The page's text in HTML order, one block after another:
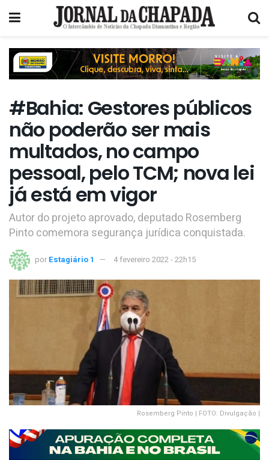
#Bahia: Gestores públicos
não poderão ser mais
multados, no campo
pessoal, pelo TCM; nova lei
já está em vigor
Autor do projeto aprovado, deputado Rosemberg
Pinto comemora segurança jurídica conquistada.
por Estagiário 1 4 fevereiro 2022 - 22h15
Rosemberg Pinto | FOTO: Divulgação |